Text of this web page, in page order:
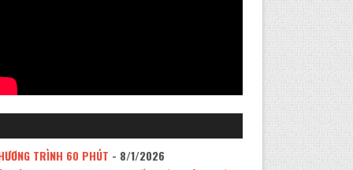
TRÌNH 60 PHÚT - 8/1/2026